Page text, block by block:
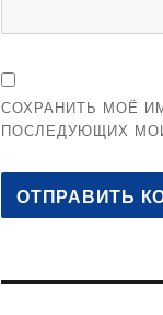
СОХРАНИТЬ МОЁ
ПОСЛЕДУЮЩИХ